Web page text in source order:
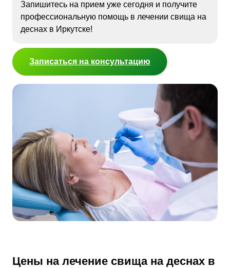
Запишитесь на прием уже сегодня и получите
профессиональную помощь в лечении свища на
деснах в Иркутске!
Записаться на консультацию
Цены на лечение свища на деснах в